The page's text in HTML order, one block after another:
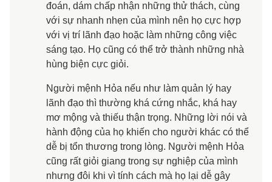
đoán, dám chấp nhận những thử thách, cùng
với sự nhanh nhẹn của mình nên họ cực hợp
với vị trí lãnh đạo hoặc làm những công việc
sáng tạo. Họ cũng có thể trở thành những nhà
hùng biện cực giỏi.
Người mệnh Hỏa nếu như làm quản lý hay
lãnh đạo thì thường khá cứng nhắc, khá hay
mơ mộng và thiếu thận trọng. Những lời nói và
hành động của họ khiến cho người khác có thể
dễ bị tổn thương trong lòng. Người mệnh Hỏa
cũng rất giỏi giang trong sự nghiệp của mình
nhưng đôi khi vì tính cách mà họ lại dễ gây